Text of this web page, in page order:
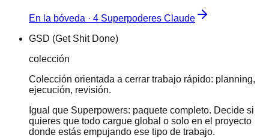
En la bóveda · 4 Superpoderes Claude
GSD (Get Shit Done)
colección
Colección orientada a cerrar trabajo rápido: planning,
ejecución, revisión.
Igual que Superpowers: paquete completo. Decide si
quieres que todo cargue global o solo en el proyecto
donde estás empujando ese tipo de trabajo.